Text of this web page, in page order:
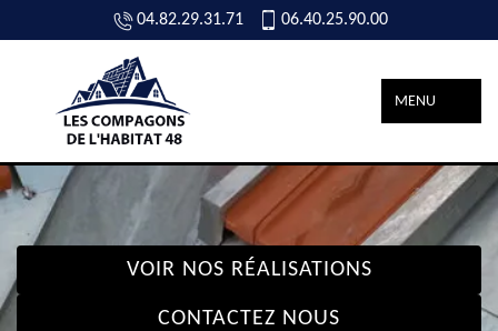
04.82.29.31.71 06.40.25.90.00
MENU
VOIR NOS RÉALISATIONS
CONTACTEZ NOUS